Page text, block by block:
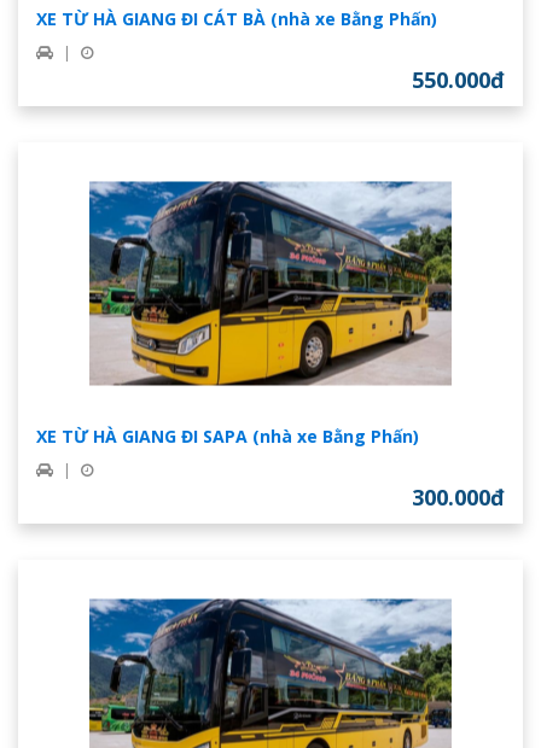
XE TỪ HÀ GIANG ĐI CÁT BÀ (nhà xe Bằng Phấn)
|
550.000đ
XE TỪ HÀ GIANG ĐI SAPA (nhà xe Bằng Phấn)
|
300.000đ